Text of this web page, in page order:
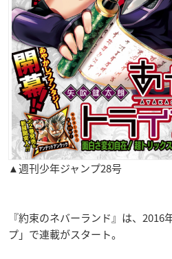
▲週刊少年ジャンプ28号
『約束のネバーランド』は、
プ」で連載がスタート。